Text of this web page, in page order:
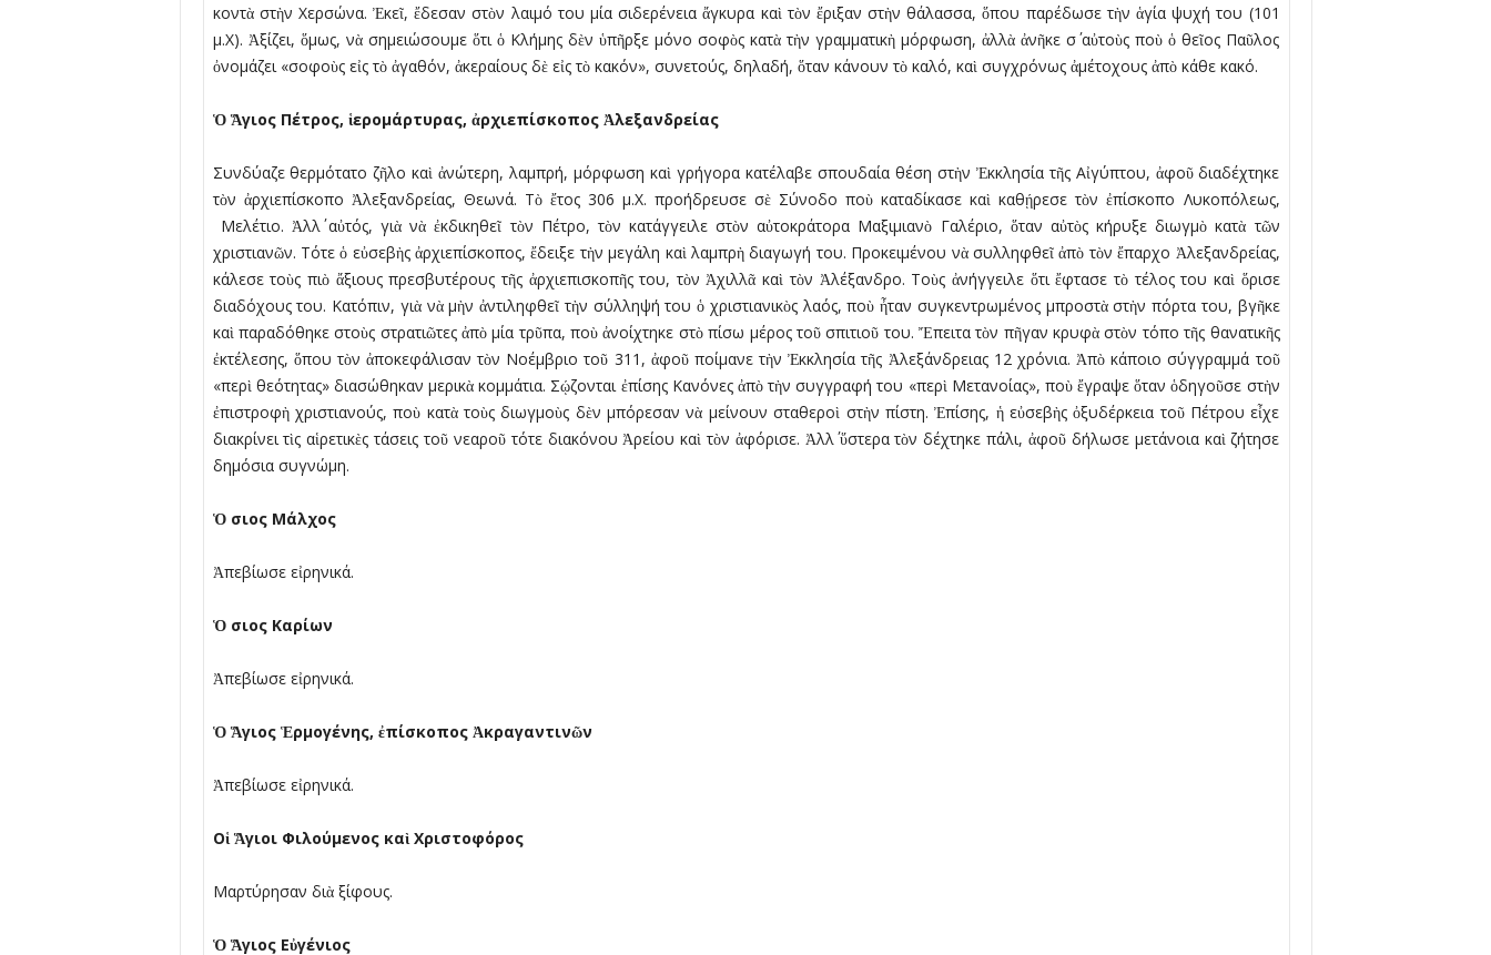
κοντὰ στὴν Χερσώνα. Ἐκεῖ, ἔδεσαν στὸν λαιµό του µία σιδερένεια ἄγκυρα καὶ τὸν ἔριξαν στὴν θάλασσα, ὅπου παρέδωσε τὴν ἁγία ψυχή του (101
µ.Χ). Ἀξίζει, ὅµως, νὰ σηµειώσουµε ὅτι ὁ Κλήµης δὲν ὑπῆρξε µόνο σοφὸς κατὰ τὴν γραµµατικὴ µόρφωση, ἀλλὰ ἀνῆκε σ΄ αὐτοὺς ποὺ ὁ θεῖος Παῦλος
ὀνοµάζει «σοφοὺς εἰς τὸ ἀγαθόν, ἀκεραίους δὲ εἰς τὸ κακόν», συνετούς, δηλαδή, ὅταν κάνουν τὸ καλό, καὶ συγχρόνως ἀµέτοχους ἀπὸ κάθε κακό.
Ὁ Ἅγιος Πέτρος, ἱεροµάρτυρας, ἀρχιεπίσκοπος Ἀλεξανδρείας
Συνδύαζε θερµότατο ζῆλο καὶ ἀνώτερη, λαµπρή, µόρφωση καὶ γρήγορα κατέλαβε σπουδαία θέση στὴν Ἐκκλησία τῆς Αἰγύπτου, ἀφοῦ διαδέχτηκε
τὸν ἀρχιεπίσκοπο Ἀλεξανδρείας, Θεωνά. Τὸ ἔτος 306 µ.Χ. προήδρευσε σὲ Σύνοδο ποὺ καταδίκασε καὶ καθῄρεσε τὸν ἐπίσκοπο Λυκοπόλεως,
Μελέτιο. Ἀλλ΄ αὐτός, γιὰ νὰ ἐκδικηθεῖ τὸν Πέτρο, τὸν κατάγγειλε στὸν αὐτοκράτορα Μαξιµιανὸ Γαλέριο, ὅταν αὐτὸς κήρυξε διωγµὸ κατὰ τῶν
χριστιανῶν. Τότε ὁ εὐσεβὴς ἀρχιεπίσκοπος, ἔδειξε τὴν µεγάλη καὶ λαµπρὴ διαγωγή του. Προκειµένου νὰ συλληφθεῖ ἀπὸ τὸν ἔπαρχο Ἀλεξανδρείας,
κάλεσε τοὺς πιὸ ἄξιους πρεσβυτέρους τῆς ἀρχιεπισκοπῆς του, τὸν Ἀχιλλᾶ καὶ τὸν Ἀλέξανδρο. Τοὺς ἀνήγγειλε ὅτι ἔφτασε τὸ τέλος του καὶ ὅρισε
διαδόχους του. Κατόπιν, γιὰ νὰ µὴν ἀντιληφθεῖ τὴν σύλληψή του ὁ χριστιανικὸς λαός, ποὺ ἦταν συγκεντρωµένος µπροστὰ στὴν πόρτα του, βγῆκε
καὶ παραδόθηκε στοὺς στρατιῶτες ἀπὸ µία τρῦπα, ποὺ ἀνοίχτηκε στὸ πίσω µέρος τοῦ σπιτιοῦ του. Ἔπειτα τὸν πῆγαν κρυφὰ στὸν τόπο τῆς θανατικῆς
ἐκτέλεσης, ὅπου τὸν ἀποκεφάλισαν τὸν Νοέµβριο τοῦ 311, ἀφοῦ ποίµανε τὴν Ἐκκλησία τῆς Ἀλεξάνδρειας 12 χρόνια. Ἀπὸ κάποιο σύγγραµµά τοῦ
«περὶ θεότητας» διασώθηκαν µερικὰ κοµµάτια. Σῴζονται ἐπίσης Κανόνες ἀπὸ τὴν συγγραφή του «περὶ Μετανοίας», ποὺ ἔγραψε ὅταν ὁδηγοῦσε στὴν
ἐπιστροφὴ χριστιανούς, ποὺ κατὰ τοὺς διωγµοὺς δὲν µπόρεσαν νὰ µείνουν σταθεροὶ στὴν πίστη. Ἐπίσης, ἡ εὐσεβὴς ὀξυδέρκεια τοῦ Πέτρου εἶχε
διακρίνει τὶς αἱρετικὲς τάσεις τοῦ νεαροῦ τότε διακόνου Ἀρείου καὶ τὸν ἀφόρισε. Ἀλλ΄ ὕστερα τὸν δέχτηκε πάλι, ἀφοῦ δήλωσε µετάνοια καὶ ζήτησε
δηµόσια συγνώµη.
Ὁ σιος Μάλχος
Ἀπεβίωσε εἰρηνικά.
Ὁ σιος Καρίων
Ἀπεβίωσε εἰρηνικά.
Ὁ Ἅγιος Ἑρµογένης, ἐπίσκοπος Ἀκραγαντινῶν
Ἀπεβίωσε εἰρηνικά.
Οἱ Ἅγιοι Φιλούµενος καὶΧριστοφόρος
Μαρτύρησαν διὰ ξίφους.
Ὁ Ἅγιος Εὐγένιος